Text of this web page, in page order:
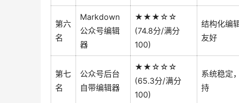
第六
名
Markdown
公众号编辑
器
★★★☆☆
(74.8分/满分
100)
结构化编
友好
第七
名
公众号后台
自带编辑器
★★☆☆☆
(65.3分/满分
100)
系统稳定
持